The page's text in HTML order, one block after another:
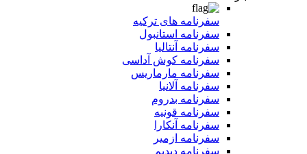
سفرنامه های ترکیه
سفرنامه استانبول
سفرنامه آنتالیا
سفرنامه کوش آداسی
سفرنامه مارماریس
سفرنامه آلانیا
سفرنامه بدروم
سفرنامه قونیه
سفرنامه آنکارا
سفرنامه ازمیر
سفرنامه دیدیم